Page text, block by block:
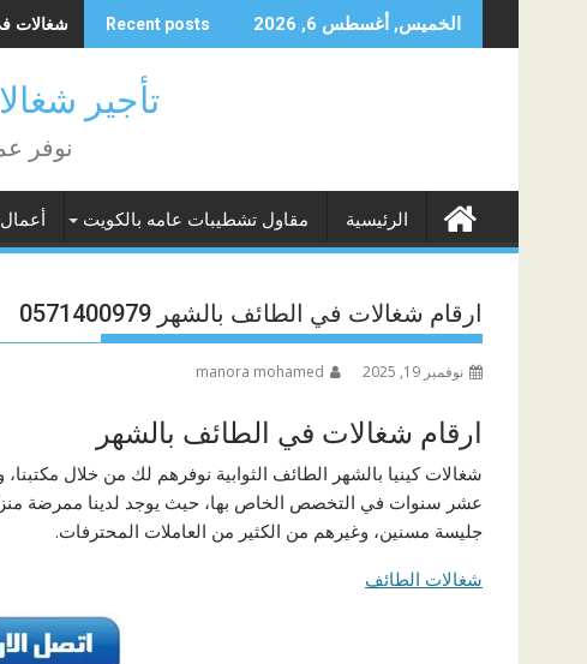
to
الخميس, أغسطس 6, 2026 Recent posts شغالات في
تأجير شغالات
نوفر
الرئيسية مقاول تشطيبات عامه بالكويت
ارقام شغالات في الطائف بالشهر 0571400979
نوفمبر 19, 2025 manora mohamed
ارقام شغالات في الطائف بالشهر
شغالات كينيا بالشهر الطائف الثوابية نوفرهم لك من خلال
عشر سنوات في التخصص الخاص بها، حيث يوجد لدينا ممرضة
جليسة مسنين، وغيرهم من الكثير من العاملات المحترفات.
شغالات الطائف